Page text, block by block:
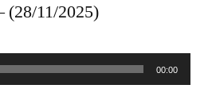
(28/11/2025)
00:00